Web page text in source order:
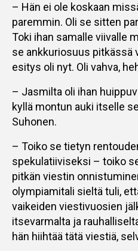
– Hän ei ole koskaan
paremmin. Oli se sitten
Toki ihan samalle viivalle
se ankkuriosuus pitkässä
esitys oli nyt. Oli vahva,
– Jasmilta oli ihan
kyllä montun auki itselle
Suhonen.
– Toiko se tietyn
spekulatiiviseksi – toiko
pitkän viestin
olympiamitali sieltä tuli,
vaikeiden viestivuosien
itsevarmalta ja
hän hiihtää tätä viestiä,